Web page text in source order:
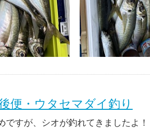
便・ウタセマダイ釣り
ですが、シオが釣れてきましたよ！